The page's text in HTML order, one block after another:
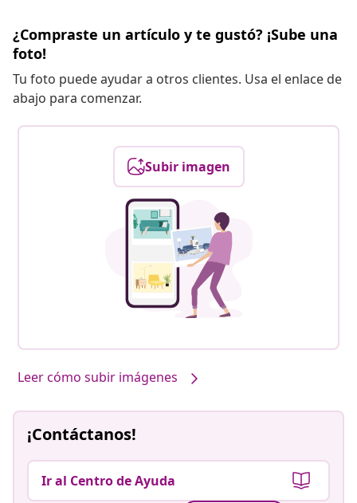
¿Compraste un artículo y te gustó? ¡Sube una
foto!
Tu foto puede ayudar a otros clientes. Usa el enlace de
abajo para comenzar.
Subir imagen
Leer cómo subir imágenes
¡Contáctanos!
Ir al Centro de Ayuda